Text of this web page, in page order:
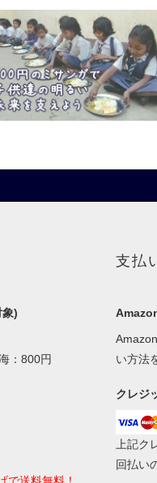
)
：800円
支払
い方法
クレジ
上記ク
回払い